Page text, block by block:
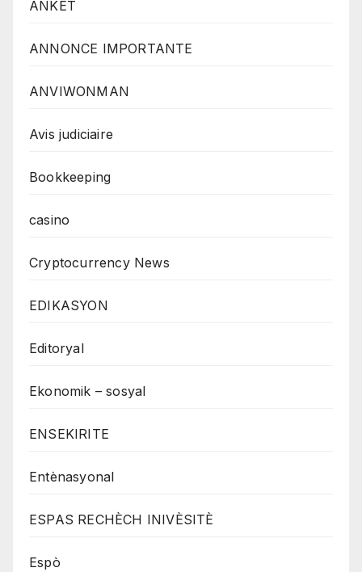
ANKÈT
ANNONCE IMPORTANTE
ANVIWONMAN
Avis judiciaire
Bookkeeping
casino
Cryptocurrency News
EDIKASYON
Editoryal
Ekonomik – sosyal
ENSEKIRITE
Entènasyonal
ESPAS RECHÈCH INIVÈSITÈ
Espò